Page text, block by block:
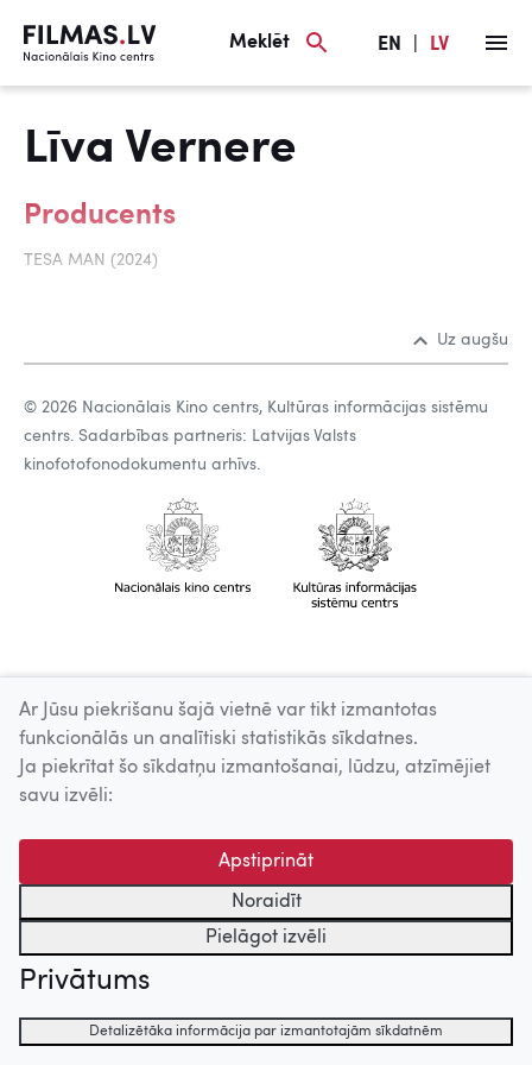
Meklēt EN LV
Līva Vernere
Producents
TESA MAN (2024)
Uz augšu
© 2026 Nacionālais Kino centrs, Kultūras informācijas sistēmu
centrs. Sadarbības partneris: Latvijas Valsts
kinofotofonodokumentu arhīvs.
Ar Jūsu piekrišanu šajā vietnē var tikt izmantotas
funkcionālās un analītiski statistikās sīkdatnes.
Ja piekrītat šo sīkdatņu izmantošanai, lūdzu, atzīmējiet
savu izvēli:
Apstiprināt
Noraidīt
Pielāgot izvēli
Privātums
Detalizētāka informācija par izmantotajām sīkdatnēm